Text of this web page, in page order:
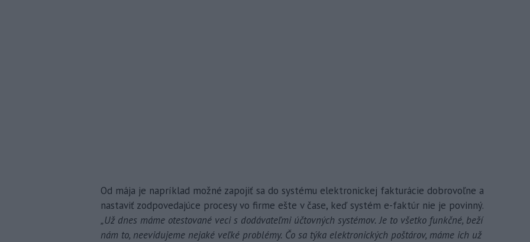
Od mája je napríklad možné zapojiť sa do systému elektronickej fakturácie dobrovoľne a
nastaviť zodpovedajúce procesy vo firme ešte v čase, keď systém e-faktúr nie je povinný.
„Už dnes máme otestované veci s dodávateľmi účtovných systémov. Je to všetko funkčné, beží
nám to, neevidujeme nejaké veľké problémy. Čo sa týka elektronických poštárov, máme ich už